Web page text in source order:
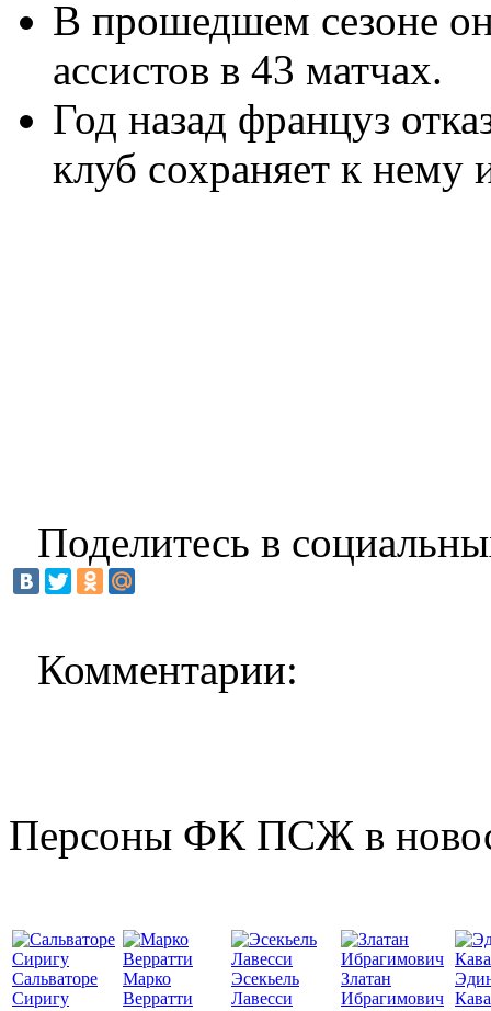
В прошедшем сезоне
ассистов в 43 матчах.
Год назад француз
клуб сохраняет к нему
Поделитесь в
Комментарии:
Персоны ФК ПСЖ в
Сальваторе
Сиригу
Марко
Верратти
Эсекьель
Лавесси
Златан
Ибрагимович